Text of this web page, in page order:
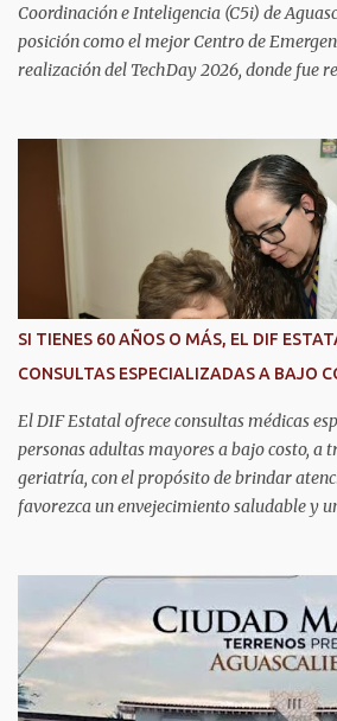
Coordinación e Inteligencia (C5i) de
posición como el mejor Centro de
realización del TechDay 2026, donde fue
seguridad pública y la atención de
reunió a autoridades, especialistas
representantes de instituciones de
conocimientos y conocer las tendencias
materia. La titular del C5i, Michelle Olmos
reconocimiento es resultado de la
infraestructura tecnológica de vanguardia
innovadores de coordinación institucional
Aguascalientes, posicionándose como un
materia de atención de emergencias. "Bajo
SI TIENES 60 AÑOS O MÁS, EL DIF
CONSULTAS ESPECIALIZADAS A BAJO
El DIF Estatal ofrece consultas médicas
personas adultas mayores a bajo costo, a
geriatría, con el propósito de brindar
favorezca un envejecimiento saludable y
fundamentalmente en la prevención, el
de las enfermedades más comunes en las
años, como diabetes, hipertensión,
alzhéimer, entre otros padecimientos.
son el corazón de muchas familias y